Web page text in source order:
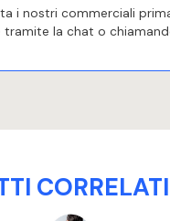
i nostri commerciali
tramite la chat o
CORRELATI